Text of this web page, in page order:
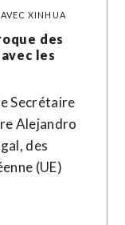
XINHUA
des
les
Secrétaire
Alejandro
des
(UE)